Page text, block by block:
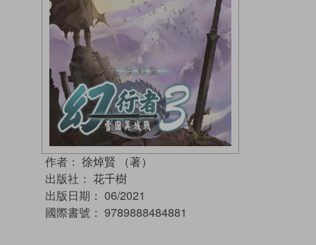
作者： 徐焯賢 （著）
出版社： 花千樹
出版日期： 06/2021
國際書號： 9789888484881